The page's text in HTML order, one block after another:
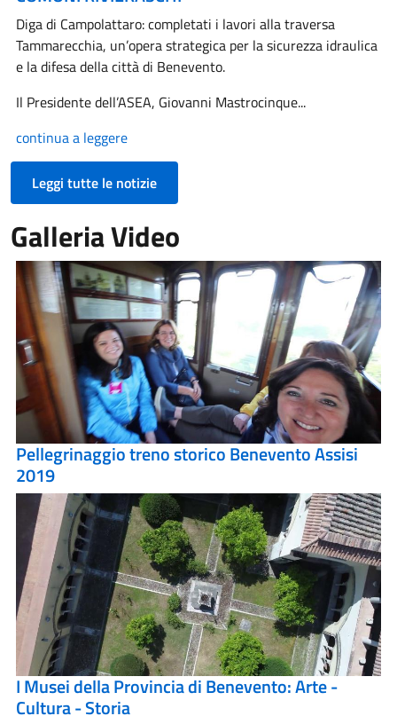
Diga di Campolattaro: completati i lavori alla traversa
Tammarecchia, un’opera strategica per la sicurezza idraulica
e la difesa della città di Benevento.
Il Presidente dell’ASEA, Giovanni Mastrocinque...
continua a leggere
Leggi tutte le notizie
Galleria Video
Pellegrinaggio treno storico Benevento Assisi
2019
I Musei della Provincia di Benevento: Arte -
Cultura - Storia